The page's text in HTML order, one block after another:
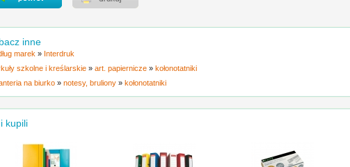
inne
marek » Interdruk
szkolne i kreślarskie » art. papiernicze » kołonotatniki
na biurko » notesy, bruliony » kołonotatniki
kupili